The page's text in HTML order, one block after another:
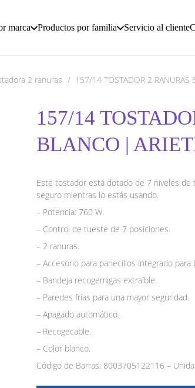
marca Productos por familia Servicio al cliente
2 ranuras / 157/14 TOSTADOR 2 RANURAS
157/14
BLANCO |
Este tostador está dotado de 7 niveles
seguro mientras lo estás usando.
– Potencia: 760 W.
– Control de tueste de 7 posiciones.
– 2 ranuras.
– Accesorio para panecillos integrado
– Bandeja recogemigas extraíble.
– Paredes frías para una mayor seguridad.
– Apagado automático.
– Recogecable.
– Color blanco.
Código de Barras: 8003705122116 –